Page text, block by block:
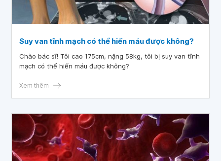
Suy van tĩnh mạch có thể hiến máu được không?
Chào bác sĩ! Tôi cao 175cm, nặng 58kg, tôi bị suy van tĩnh
mạch có thể hiến máu được không?
Xem thêm